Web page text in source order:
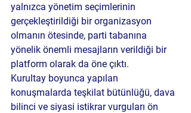
yalnızca yönetim seçimlerinin
gerçekleştirildiği bir organizasyon
olmanın ötesinde, parti tabanına
yönelik önemli mesajların verildiği bir
platform olarak da öne çıktı.
Kurultay boyunca yapılan
konuşmalarda teşkilat bütünlüğü, dava
bilinci ve siyasi istikrar vurguları ön